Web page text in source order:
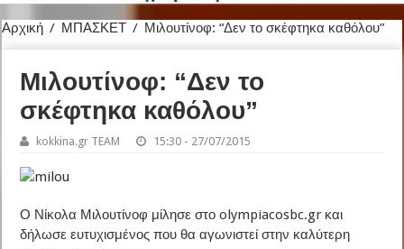
Αρχική / ΜΠΑΣΚΕΤ / Μιλουτίνοφ: “Δεν το σκέφτηκα καθόλου”
Μιλουτίνοφ: “Δεν το
σκέφτηκα καθόλου”
kokkina.gr TEAM 15:30 - 27/07/2015
Ο Νίκολα Μιλουτίνοφ μίλησε στο olympiacosbc.gr και
δήλωσε ευτυχισμένος που θα αγωνιστεί στην καλύτερη